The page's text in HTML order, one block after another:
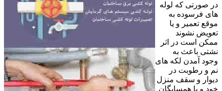
در صورتی که لوله
های فرسوده به
موقع تعمیر و یا
تعویض نشوند
ممکن است در اثر
نشتی باعث به
وجود آمدن لکه های
نم و رطوبت در
دیوار و سقف منزل
خود و یا همسایگان